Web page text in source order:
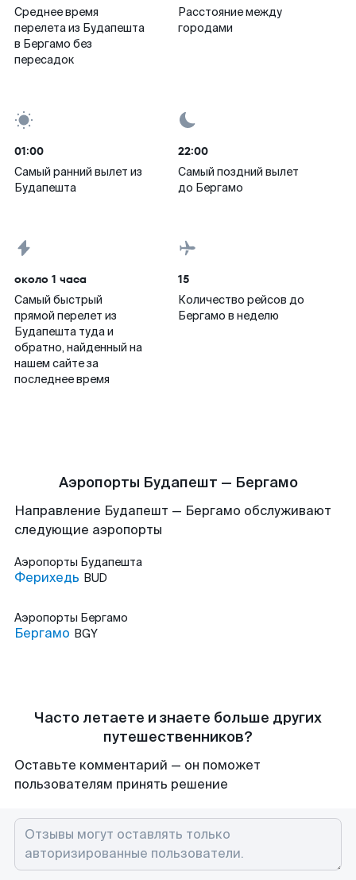
Среднее время
перелета из Будапешта
в Бергамо без
пересадок
Расстояние между
городами
01:00
Самый ранний вылет из
Будапешта
22:00
Самый поздний вылет
до Бергамо
около 1 часа
Самый быстрый
прямой перелет из
Будапешта туда и
обратно, найденный на
нашем сайте за
последнее время
15
Количество рейсов до
Бергамо в неделю
Аэропорты Будапешт — Бергамо
Направление Будапешт — Бергамо обслуживают
следующие аэропорты
Аэропорты Будапешта
Ферихедь BUD
Аэропорты Бергамо
Бергамо BGY
Часто летаете и знаете больше других
путешественников?
Оставьте комментарий — он поможет
пользователям принять решение